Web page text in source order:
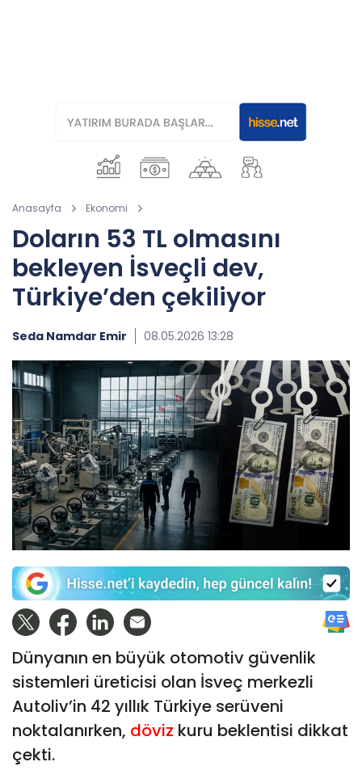
Anasayfa Ekonomi
Doların 53 TL olmasını
bekleyen İsveçli dev,
Türkiye’den çekiliyor
Seda Namdar Emir 08.05.2026 13:28
Dünyanın en büyük otomotiv güvenlik
sistemleri üreticisi olan İsveç merkezli
Autoliv’in 42 yıllık Türkiye serüveni
noktalanırken, döviz kuru beklentisi dikkat
çekti.